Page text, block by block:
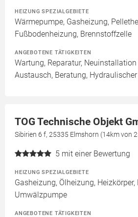
HEIZUNG SPEZIALGEBIETE
Wärmepumpe, Gasheizung,
Fußbodenheizung, Brennstoffzelle
ANGEBOTENE TÄTIGKEITEN
Wartung, Reparatur,
Austausch, Beratung,
TOG Technische Objekt
Sibirien 6 f, 25335 Elmshorn (14km von
5 mit einer Bewertung
HEIZUNG SPEZIALGEBIETE
Gasheizung, Ölheizung, Heizkörper,
Umwälzpumpe
ANGEBOTENE TÄTIGKEITEN